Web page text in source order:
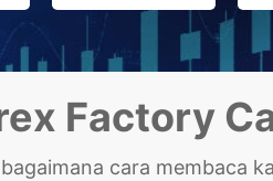
Factory
cara membaca